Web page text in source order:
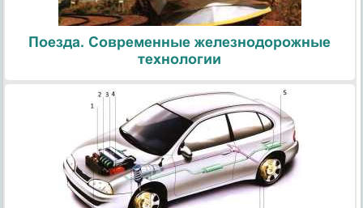
Поезда. Современные железнодорожные
технологии